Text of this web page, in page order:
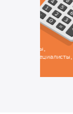
ремонта